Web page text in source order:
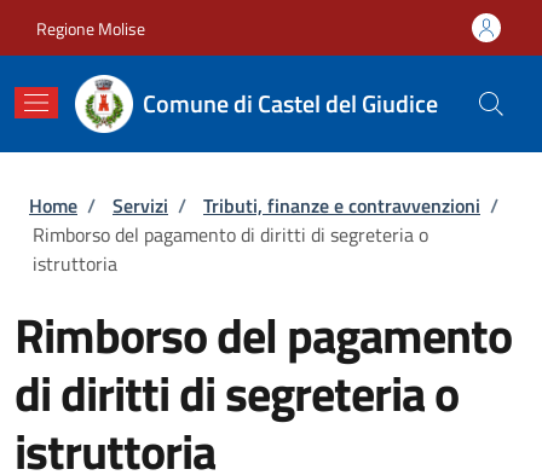
Regione Molise
Comune di Castel del Giudice
Briciole di pane
Home / Servizi / Tributi, finanze e contravvenzioni /
Rimborso del pagamento di diritti di segreteria o
istruttoria
Rimborso del pagamento
di diritti di segreteria o
istruttoria